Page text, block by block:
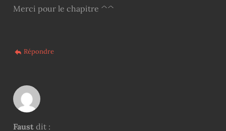
Merci pour le chapitre ^^
Répondre
Faust dit :